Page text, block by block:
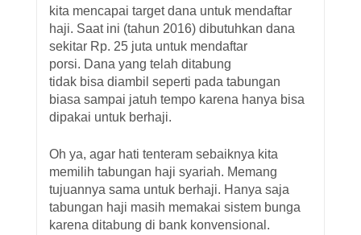
kita mencapai target dana untuk mendaftar
haji. Saat ini (tahun 2016) dibutuhkan dana
sekitar Rp. 25 juta untuk mendaftar
porsi. Dana yang telah ditabung
tidak bisa diambil seperti pada tabungan
biasa sampai jatuh tempo karena hanya bisa
dipakai untuk berhaji.
Oh ya, agar hati tenteram sebaiknya kita
memilih tabungan haji syariah. Memang
tujuannya sama untuk berhaji. Hanya saja
tabungan haji masih memakai sistem bunga
karena ditabung di bank konvensional.